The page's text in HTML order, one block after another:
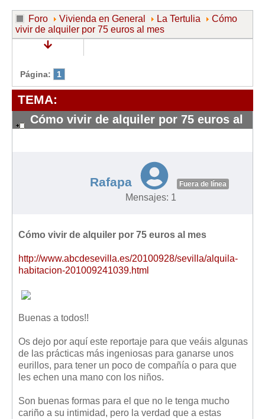
Requerimientos y comunicaciones
Para contratos posteriores al 6 de junio de 2013
Para contratos anteriores al 6 de junio de 2013
Para contratos de Renta Antigua
Formularios sobre Vivienda en Propiedad
Modelos de Contratos
Requerimientos y comunicaciones
Modelos de Acta de Junta de Propietarios
Requerimientos y comunicaciones
Legislación sobre Arrendamientos Urbanos
Legislación sobre la Comunidad de Propietarios
Legislación sobre Adquisición de Vivienda en Propiedad
Legislación de interés práctico
Diccionario
Usuario
Entrar / Salir
Mis boletines
Foro Vivienda en General La Tertulia
Cómo
vivir de alquiler por 75 euros al mes
Página: 1
TEMA:
Cómo vivir de alquiler por 75 euros al
mes
Rafapa Fuera de línea
Mensajes: 1
Cómo vivir de alquiler por 75 euros al mes
http://www.abcdesevilla.es/20100928/sevilla/alquila-
habitacion-201009241039.html
Buenas a todos!!
Os dejo por aquí este reportaje para que veáis algunas
de las prácticas más ingeniosas para ganarse unos
eurillos, para tener un poco de compañía o para que
les echen una mano con los niños.
Son buenas formas para el que no le tenga mucho
cariño a su intimidad, pero la verdad que a estas